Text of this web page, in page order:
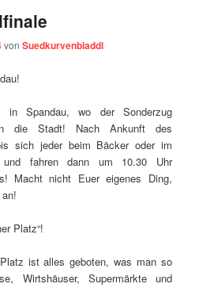
vonSuedkurvenbladdl
in Spandau, wo der Sonderzug
die Stadt! Nach Ankunft des
sich jeder beim Bäcker oder im
und fahren dann um 10.30 Uhr
Macht nicht Euer eigenes Ding,
Platz“!
ist alles geboten, was man so
Wirtshäuser, Supermärkte und